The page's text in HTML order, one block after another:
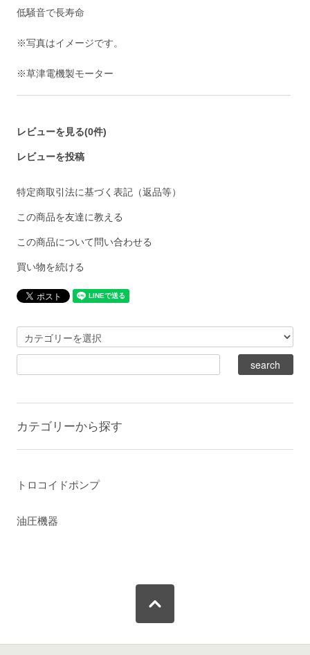
低騒音で長寿命
※写真はイメージです。
※草津電機製モーター
レビューを見る(0件)
レビューを投稿
特定商取引法に基づく表記（返品等）
この商品を友達に教える
この商品について問い合わせる
買い物を続ける
カテゴリーから探す
トロコイドポンプ
油圧機器